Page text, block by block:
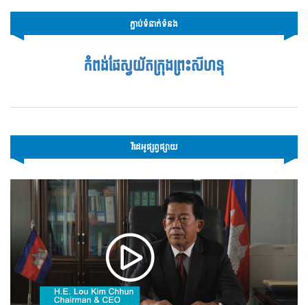
ភ្ជាប់ទំនាក់ទំនង
កំពង់ផែស្វយ័តក្រុងព្រះសីហនុ
វីដេអូផ្សព្វផ្សាយ